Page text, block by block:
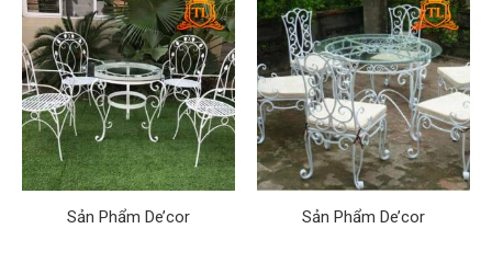
Sản Phẩm De’cor Sản Phẩm De’cor